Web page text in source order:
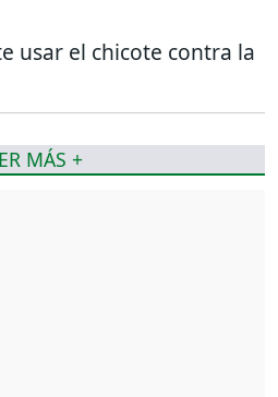
usar el chicote contra la
MÁS +